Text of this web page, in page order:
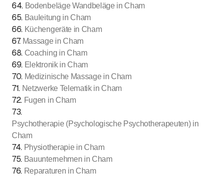
64. Bodenbeläge Wandbeläge in Cham
65. Bauleitung in Cham
66. Küchengeräte in Cham
67. Massage in Cham
68. Coaching in Cham
69. Elektronik in Cham
70. Medizinische Massage in Cham
71. Netzwerke Telematik in Cham
72. Fugen in Cham
73.
Psychotherapie (Psychologische Psychotherapeuten) in
Cham
74. Physiotherapie in Cham
75. Bauunternehmen in Cham
76. Reparaturen in Cham